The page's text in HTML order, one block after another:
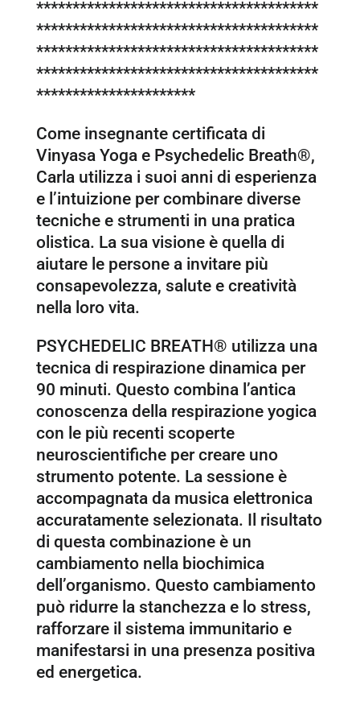
***************************************
***************************************
***************************************
***************************************
**********************
Come insegnante certificata di
Vinyasa Yoga e Psychedelic Breath®,
Carla utilizza i suoi anni di esperienza
e l’intuizione per combinare diverse
tecniche e strumenti in una pratica
olistica. La sua visione è quella di
aiutare le persone a invitare più
consapevolezza, salute e creatività
nella loro vita.
PSYCHEDELIC BREATH® utilizza una
tecnica di respirazione dinamica per
90 minuti. Questo combina l’antica
conoscenza della respirazione yogica
con le più recenti scoperte
neuroscientifiche per creare uno
strumento potente. La sessione è
accompagnata da musica elettronica
accuratamente selezionata. Il risultato
di questa combinazione è un
cambiamento nella biochimica
dell’organismo. Questo cambiamento
può ridurre la stanchezza e lo stress,
rafforzare il sistema immunitario e
manifestarsi in una presenza positiva
ed energetica.